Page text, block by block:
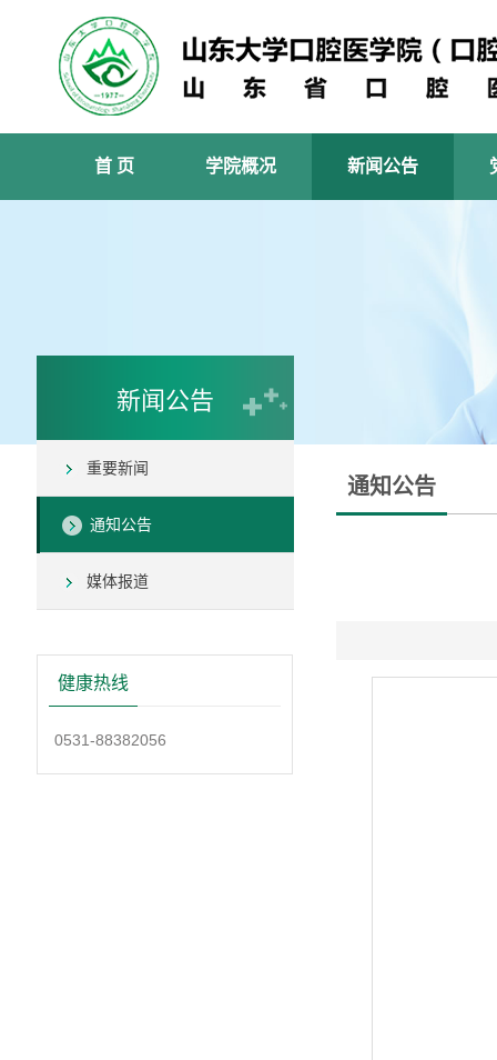
首 页 学院概况 新闻公告
新闻公告
重要新闻
通知公告
媒体报道
健康热线
0531-88382056
通知公告